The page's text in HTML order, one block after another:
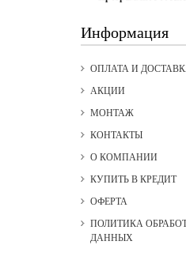
Информация
ОПЛАТА И
АКЦИИ
МОНТАЖ
КОНТАКТЫ
О КОМПАНИИ
КУПИТЬ В КРЕДИТ
ОФЕРТА
ПОЛИТИКА
ДАННЫХ